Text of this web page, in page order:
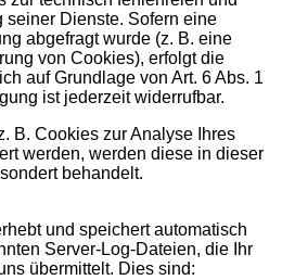
Dienste. Sofern eine
abgefragt wurde (z. B. eine
von Cookies), erfolgt die
auf Grundlage von Art. 6 Abs. 1
ist jederzeit widerrufbar.
B. Cookies zur Analyse Ihres
werden, werden diese in dieser
behandelt.
und speichert automatisch
Server-Log-Dateien, die Ihr
übermittelt. Dies sind: